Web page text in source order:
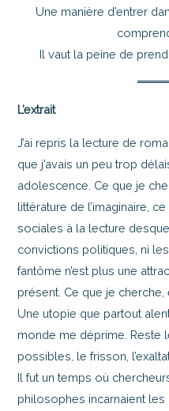
Une manière d’entrer
Il vaut la peine de
L’extrait
J’ai repris la lecture de
que j’avais un peu trop
adolescence. Ce que je
littérature de l’imaginaire,
sociales à la lecture
convictions politiques, ni
fantôme n’est plus une
présent. Ce que je cherche,
Une utopie que partout
monde me déprime. Reste
possibles, le frisson,
Il fut un temps où
philosophes incarnaient